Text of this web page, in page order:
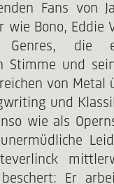
Fans von
wie Bono, Eddie
Genres, die
Stimme und
von Metal
und
wie als
beschert: Er